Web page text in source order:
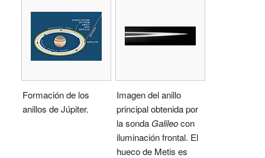
Formación de los
anillos de Júpiter.
Imagen del anillo
principal obtenida por
la sonda Galileocon
iluminación frontal. El
hueco de Metis es